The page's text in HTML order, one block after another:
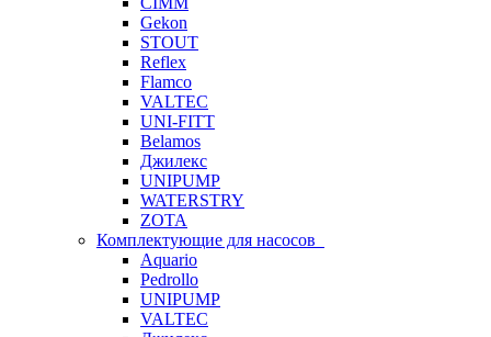
Gekon
STOUT
Reflex
Flamco
VALTEC
UNI-FITT
Belamos
Джилекс
UNIPUMP
WATERSTRY
ZOTA
Комплектующие для насосов
Aquario
Pedrollo
UNIPUMP
VALTEC